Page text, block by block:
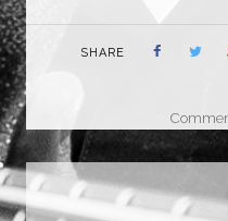
SHARE